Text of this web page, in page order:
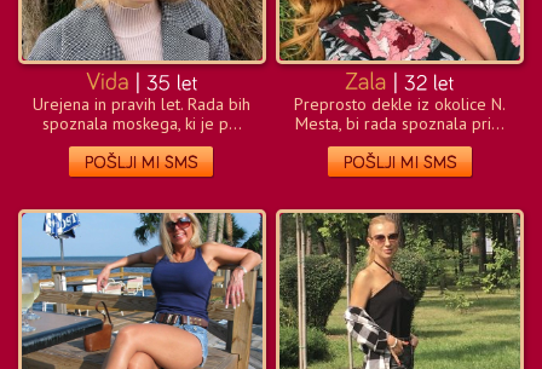
Urejena in pravih let. Rada bih
spoznala moskega, ki je p...
Preprosto dekle iz okolice N.
Mesta, bi rada spoznala pri...